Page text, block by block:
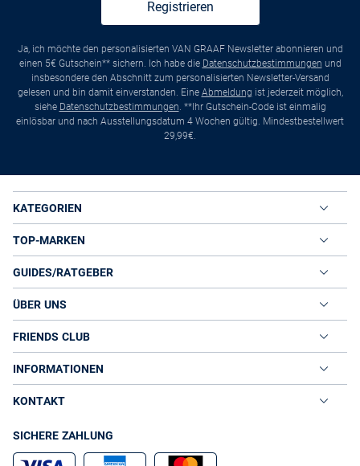
Registrieren
Ja, ich möchte den personalisierten VAN GRAAF Newsletter abonnieren und
einen 5€ Gutschein** sichern. Ich habe die Datenschutzbestimmungen und
insbesondere den Abschnitt zum personalisierten Newsletter-Versand
gelesen und bin damit einverstanden. Eine Abmeldung ist jederzeit möglich,
siehe Datenschutzbestimmungen. **Ihr Gutschein-Code ist einmalig
einlösbar und nach Ausstellungsdatum 4 Wochen gültig. Mindestbestellwert
29,99€.
KATEGORIEN
TOP-MARKEN
GUIDES/RATGEBER
ÜBER UNS
FRIENDS CLUB
INFORMATIONEN
KONTAKT
SICHERE ZAHLUNG